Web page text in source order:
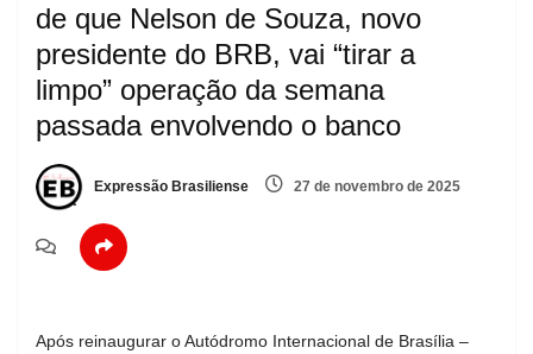
de que Nelson de Souza, novo
presidente do BRB, vai “tirar a
limpo” operação da semana
passada envolvendo o banco
Expressão Brasiliense 27 de novembro de 2025
Após reinaugurar o Autódromo Internacional de Brasília –